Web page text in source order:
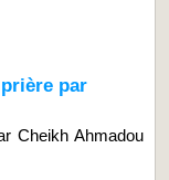
par
Cheikh Ahmadou